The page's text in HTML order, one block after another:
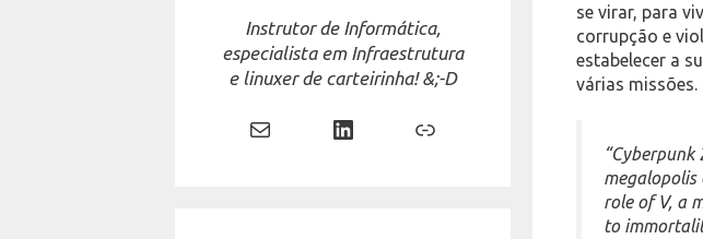
se virar, para
corrupção e
estabelecer a
várias
megalopolis
role of V, a
to
Instrutor de Informática,
especialista em Infraestrutura
e linuxer de carteirinha! &;-D
Mail LinkedIn Link